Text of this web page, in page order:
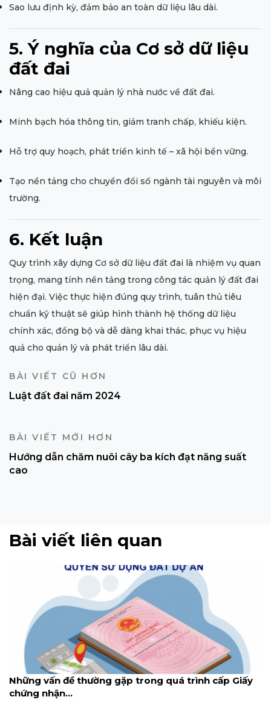
Sao lưu định kỳ, đảm bảo an toàn dữ liệu lâu dài.
5. Ý nghĩa của Cơ sở dữ liệu
đất đai
Nâng cao hiệu quả quản lý nhà nước về đất đai.
Minh bạch hóa thông tin, giảm tranh chấp, khiếu kiện.
Hỗ trợ quy hoạch, phát triển kinh tế – xã hội bền vững.
Tạo nền tảng cho chuyển đổi số ngành tài nguyên và môi
trường.
6. Kết luận
Quy trình xây dựng Cơ sở dữ liệu đất đai là nhiệm vụ quan
trọng, mang tính nền tảng trong công tác quản lý đất đai
hiện đại. Việc thực hiện đúng quy trình, tuân thủ tiêu
chuẩn kỹ thuật sẽ giúp hình thành hệ thống dữ liệu
chính xác, đồng bộ và dễ dàng khai thác, phục vụ hiệu
quả cho quản lý và phát triển lâu dài.
BÀI VIẾT CŨ HƠN
Luật đất đai năm 2024
BÀI VIẾT MỚI HƠN
Hướng dẫn chăm nuôi cây ba kích đạt năng suất
cao
Bài viết liên quan
Những vấn đề thường gặp trong quá trình cấp Giấy
chứng nhận...